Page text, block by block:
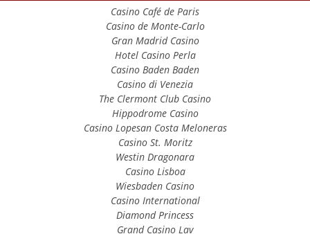
Casino Café de Paris
Casino de Monte-Carlo
Gran Madrid Casino
Hotel Casino Perla
Casino Baden Baden
Casino di Venezia
The Clermont Club Casino
Hippodrome Casino
Casino Lopesan Costa Meloneras
Casino St. Moritz
Westin Dragonara
Casino Lisboa
Wiesbaden Casino
Casino International
Diamond Princess
Grand Casino Lav